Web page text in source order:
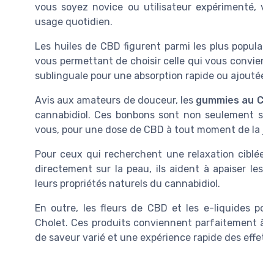
vous soyez novice ou utilisateur
usage quotidien.
Les huiles de CBD figurent parmi les plus
vous permettant de choisir celle qui vous
sublinguale pour une absorption rapide ou
Avis aux amateurs de douceur, les gummies au
cannabidiol. Ces bonbons sont non
vous, pour une dose de CBD à tout moment de la
Pour ceux qui recherchent une relaxation
directement sur la peau, ils aident à apaiser
leurs propriétés naturels du cannabidiol.
En outre, les fleurs de CBD et les e-liquides
Cholet. Ces produits conviennent
de saveur varié et une expérience rapide des